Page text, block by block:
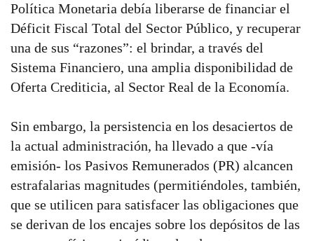
Política Monetaria debía liberarse de financiar el
Déficit Fiscal Total del Sector Público, y recuperar
una de sus “razones”: el brindar, a través del
Sistema Financiero, una amplia disponibilidad de
Oferta Crediticia, al Sector Real de la Economía.
Sin embargo, la persistencia en los desaciertos de
la actual administración, ha llevado a que -vía
emisión- los Pasivos Remunerados (PR) alcancen
estrafalarias magnitudes (permitiéndoles, también,
que se utilicen para satisfacer las obligaciones que
se derivan de los encajes sobre los depósitos de las